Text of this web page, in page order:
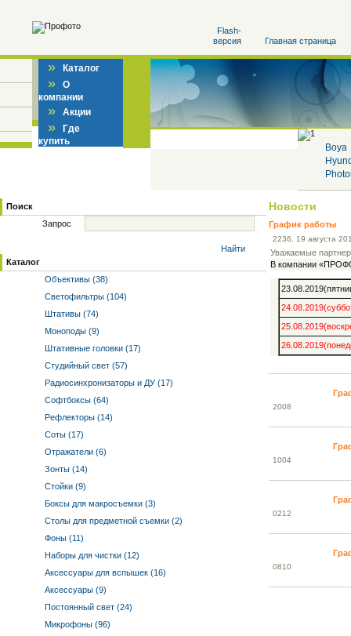
Flash-
версия
Главная страница
» Каталог
» О
компании
» Акции
» Где
купить
Boya
Поиск
Запрос
Найти
Каталог
Объективы (38)
Светофильтры (104)
Штативы (74)
Моноподы (9)
Штативные головки (17)
Студийный свет (57)
Радиосинхронизаторы и ДУ (17)
Софтбоксы (64)
Рефлекторы (14)
Соты (17)
Отражатели (6)
Зонты (14)
Стойки (9)
Боксы для макросъемки (3)
Столы для предметной съемки (2)
Фоны (11)
Наборы для чистки (12)
Аксессуары для вспышек (16)
Аксессуары (9)
Постоянный свет (24)
Микрофоны (96)
Новости
График работы
2236 , 19 августа
Уважаемые
В компании
2008
1004
0212
0810